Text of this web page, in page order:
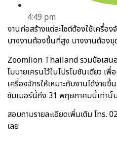
4:49 pm
งานก่อสร้างแต่ละไซต์ต้องใช้เครื่อ
บางงานต้องขึ้นที่สูง บางงานต้อง
Zoomlion Thailand รวมข้อเสนอ
โมบายเครนไว้ในโปรโมชันเดียว เ
เครื่องจักรให้เหมาะกับงานได้ง่าย
ซัมเมอร์นี้ถึง 31 พฤษภาคมนี้เท่านั้
สอบถามรายละเอียดเพิ่มเติม โทร.
เลย